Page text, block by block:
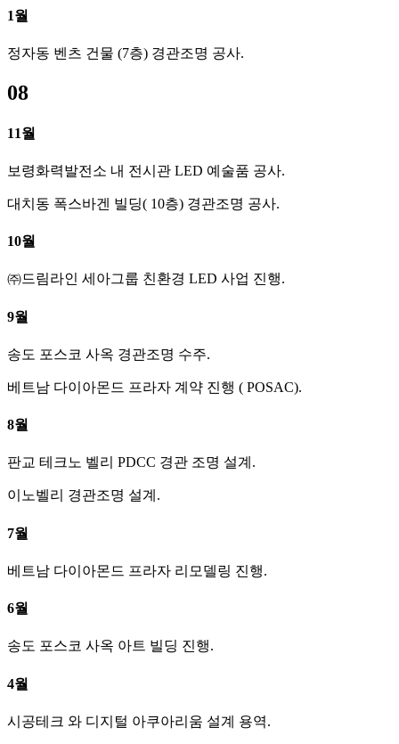
1월
정자동 벤츠 건물 (7층) 경관조명 공사.
08
11월
보령화력발전소 내 전시관 LED 예술품 공사.
대치동 폭스바겐 빌딩( 10층) 경관조명 공사.
10월
㈜드림라인 세아그룹 친환경 LED 사업 진행.
9월
송도 포스코 사옥 경관조명 수주.
베트남 다이아몬드 프라자 계약 진행 ( POSAC).
8월
판교 테크노 벨리 PDCC 경관 조명 설계.
이노벨리 경관조명 설계.
7월
베트남 다이아몬드 프라자 리모델링 진행.
6월
송도 포스코 사옥 아트 빌딩 진행.
4월
시공테크 와 디지털 아쿠아리움 설계 용역.